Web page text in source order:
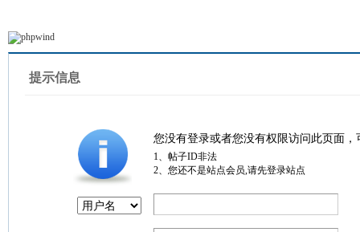
提示信息
您没有登录或者您没有权限访问此页面
1、帖子ID非法
2、您还不是站点会员,请先登录站点